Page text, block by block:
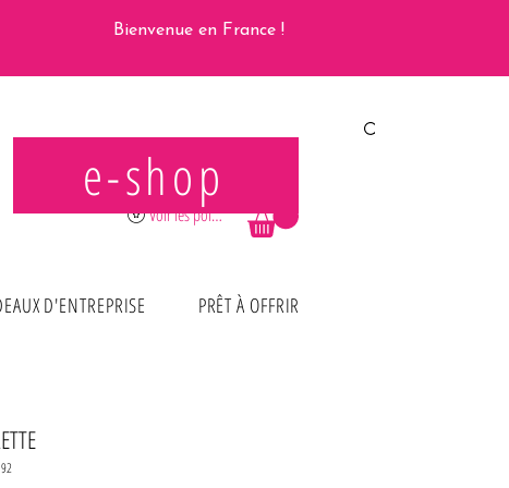
Voir les points
Bienvenue en France !
Se connecter
e-shop
D'ENTREPRISE PRÊT À OFFRIR